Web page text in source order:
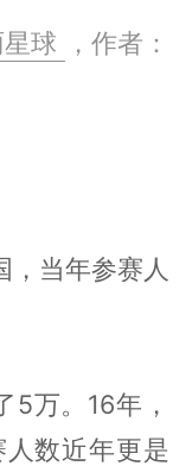
球
，作者：
当年参赛人
万。16年，
数近年更是